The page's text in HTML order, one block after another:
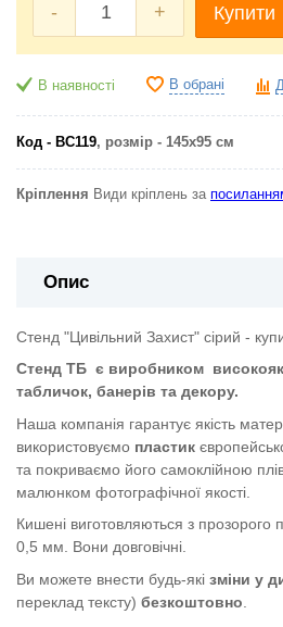
- + Купити
В наявності В обрані
Код - ВС119, розмір - 145х95 см
Кріплення Види кріплень за
Опис
Стенд "Цивільний Захист" сірий -
Стенд ТБ є виробником
табличок, банерів та декору.
Наша компанія гарантує якість
використовуємо пластик
та покриваємо його самоклійною
малюнком фотографічної якості.
Кишені виготовляються з
0,5 мм. Вони довговічні.
Ви можете внести будь-які зміни у
переклад тексту) безкоштовно